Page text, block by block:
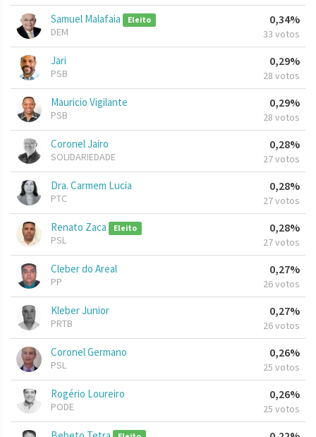
Samuel Malafaia Eleito
DEM
0,34%
33 votos
Jari
PSB
0,29%
28 votos
Mauricio Vigilante
PSB
0,29%
28 votos
Coronel Jairo
SOLIDARIEDADE
0,28%
27 votos
Dra. Carmem Lucia
PTC
0,28%
27 votos
Renato Zaca Eleito
PSL
0,28%
27 votos
Cleber do Areal
PP
0,27%
26 votos
Kleber Junior
PRTB
0,27%
26 votos
Coronel Germano
PSL
0,26%
25 votos
Rogério Loureiro
PODE
0,26%
25 votos